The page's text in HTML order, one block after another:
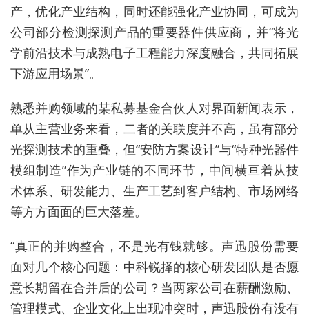
产，优化产业结构，同时还能强化产业协同， 可成为
公司部分检测探测产品的重要器件供应商，并“将光
学前沿技术与成熟电子工程能力深度融合，共同拓展
下游应用场景”。
熟悉并购领域的某私募基金合伙人对界面新闻表示，
单从主营业务来看，二者的关联度并不高，虽有部分
光探测技术的重叠，但“安防方案设计”与“特种光器件
模组制造”作为产业链的不同环节，中间横亘着从技
术体系、研发能力、生产工艺到客户结构、市场网络
等方方面面的巨大落差。
“真正的并购整合，不是光有钱就够。声迅股份需要
面对几个核心问题：中科锐择的核心研发团队是否愿
意长期留在合并后的公司？当两家公司在薪酬激励、
管理模式、企业文化上出现冲突时，声迅股份有没有